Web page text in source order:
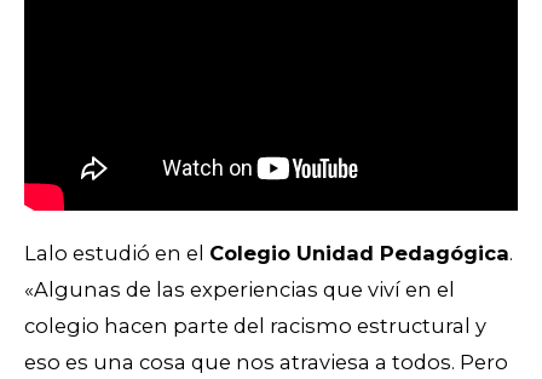
Lalo estudió en el Colegio Unidad Pedagógica.
«Algunas de las experiencias que viví en el
colegio hacen parte del racismo estructural y
eso es una cosa que nos atraviesa a todos. Pero